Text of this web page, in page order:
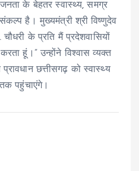
के बेहतर स्वास्थ्य, समग्र
है। मुख्यमंत्री श्री विष्णुदेव
के प्रति मैं प्रदेशवासियों
हूं।” उन्होंने विश्वास व्यक्त
छत्तीसगढ़ को स्वास्थ्य
पहुंचाएंगे।